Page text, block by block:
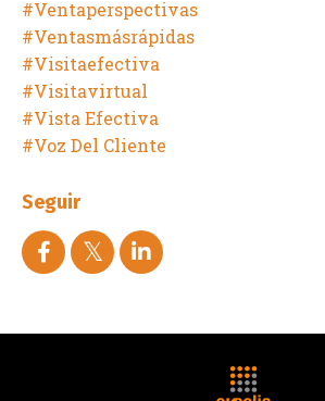
#ventaperspectivas
#ventasmásrápidas
#visitaefectiva
#visitavirtual
#vista Efectiva
#voz Del Cliente
Seguir